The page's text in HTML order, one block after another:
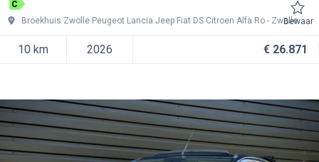
C
Broekhuis Zwolle Peugeot Lancia Jeep Fiat DS Citroen Alfa Ro
ZwolleBewaar
10 km 2026 € 26.871